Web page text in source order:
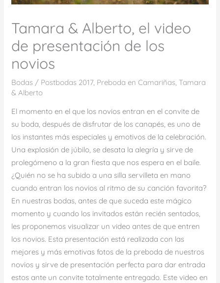
Tamara & Alberto, el video
de presentación de los
novios
Bodas / Postbodas 2017, Preboda en Camariñas, Tamara
& Alberto
El momento en el que los novios entran en el convite de
su boda, después de disfrutar de los canapés, es uno de
los instantes más especiales y emotivos de la celebración.
Una explosión de júbilo, se desata la alegría y sirve de
prolegómeno a la gran fiesta que nos espera en el baile.
¿Quién no se ha subido a una silla servilleta en mano
cuando entran los novios al ritmo de su canción favorita?
En nuestras bodas, antes de que suceda este mágico
momento y cuando los invitados están recién sentados,
les proponemos visualizar un video antes de que entren
los novios. Esta presentación está realizada con las
mejores y más emotivas fotos de la preboda de nuestros
novios y sirve de presentación perfecta para dar entrada
estos ante un convite totalmente entregado. Este video en